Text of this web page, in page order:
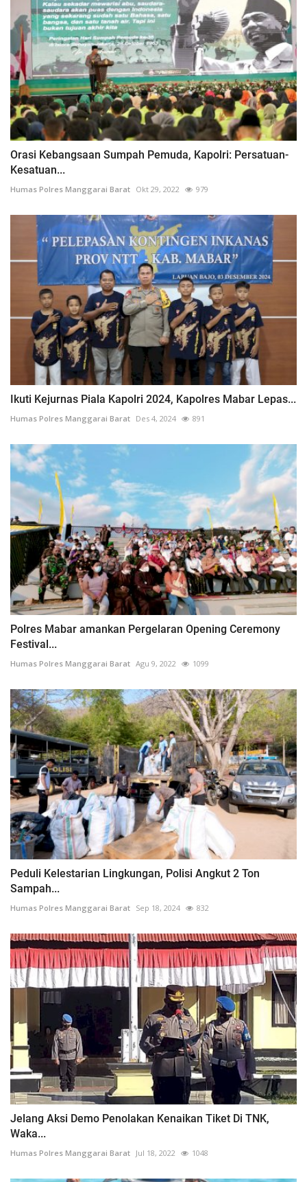
Orasi Kebangsaan Sumpah Pemuda, Kapolri: Persatuan-
Kesatuan...
Humas Polres Manggarai Barat Okt 29, 2022 979
Ikuti Kejurnas Piala Kapolri 2024, Kapolres Mabar Lepas...
Humas Polres Manggarai Barat Des 4, 2024 891
Polres Mabar amankan Pergelaran Opening Ceremony
Festival...
Humas Polres Manggarai Barat Agu 9, 2022 1099
Peduli Kelestarian Lingkungan, Polisi Angkut 2 Ton
Sampah...
Humas Polres Manggarai Barat Sep 18, 2024 832
Jelang Aksi Demo Penolakan Kenaikan Tiket Di TNK,
Waka...
Humas Polres Manggarai Barat Jul 18, 2022 1048